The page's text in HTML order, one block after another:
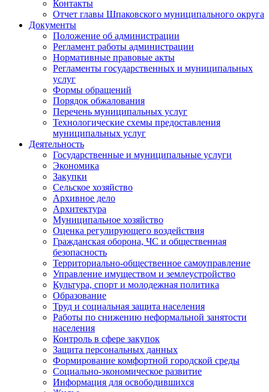
Контакты
Отчет главы Шпаковского муниципального округа
Документы
Положение об администрации
Регламент работы администрации
Нормативные правовые акты
Регламенты государственных и муниципальных
услуг
Формы обращений
Порядок обжалования
Перечень муниципальных услуг
Технологические схемы предоставления
муниципальных услуг
Деятельность
Государственные и муниципальные услуги
Экономика
Закупки
Сельское хозяйство
Архивное дело
Архитектура
Муниципальное хозяйство
Оценка регулирующего воздействия
Гражданская оборона, ЧС и общественная
безопасность
Территориально-общественное самоуправление
Управление имуществом и землеустройство
Культура, спорт и молодежная политика
Образование
Труд и социальная защита населения
Работы по снижению неформальной занятости
населения
Контроль в сфере закупок
Защита персональных данных
Формирование комфортной городской среды
Социально-экономическое развитие
Информация для освободившихся